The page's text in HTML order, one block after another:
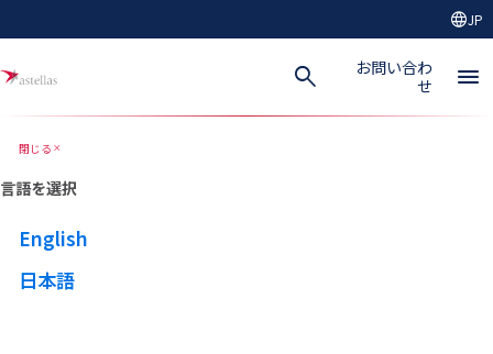
languageJP
search
お問い合わ
せ
menu
閉じる close
言語を選択
English
日本語